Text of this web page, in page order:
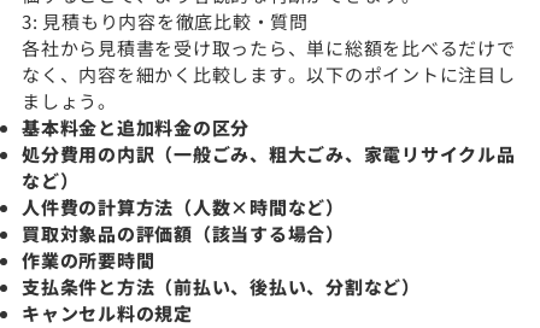
3: 見積もり内容を徹底比較・質問
各社から見積書を受け取ったら、単に総額を比べるだけで
なく、内容を細かく比較します。以下のポイントに注目し
ましょう。
基本料金と追加料金の区分
処分費用の内訳（一般ごみ、粗大ごみ、家電リサイクル品
など）
人件費の計算方法（人数×時間など）
買取対象品の評価額（該当する場合）
作業の所要時間
支払条件と方法（前払い、後払い、分割など）
キャンセル料の規定